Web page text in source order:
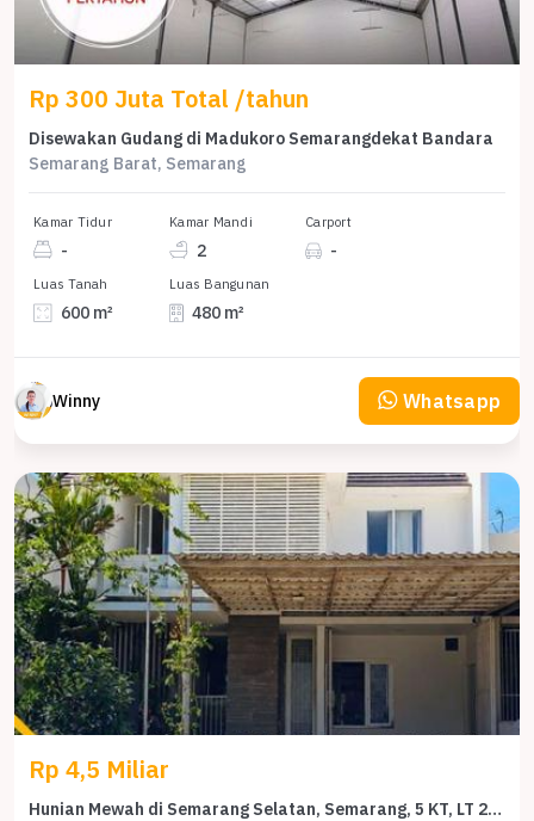
Rp 300 Juta Total /tahun
Disewakan Gudang di Madukoro Semarangdekat Bandara
Semarang Barat, Semarang
Kamar Tidur
-
Kamar Mandi
2
Carport
-
Luas Tanah
600 m²
Luas Bangunan
480 m²
Winny Whatsapp
Rp 4,5 Miliar
Hunian Mewah di Semarang Selatan, Semarang, 5 KT, LT 200m²